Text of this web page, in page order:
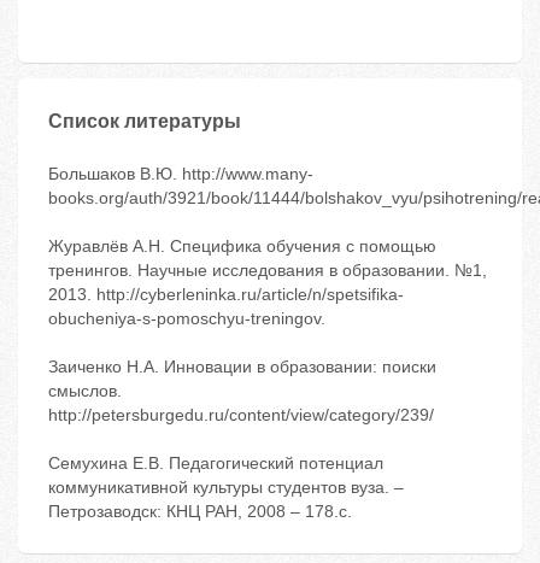
Список литературы
Большаков В.Ю. http://www.many-
books.org/auth/3921/book/11444/bolshakov_vyu/psihotrening/
Журавлёв А.Н. Специфика обучения с помощью
тренингов. Научные исследования в образовании. №1,
2013. http://cyberleninka.ru/article/n/spetsifika-
obucheniya-s-pomoschyu-treningov.
Заиченко Н.А. Инновации в образовании: поиски
смыслов.
http://petersburgedu.ru/content/view/category/239/
Семухина Е.В. Педагогический потенциал
коммуникативной культуры студентов вуза. –
Петрозаводск: КНЦ РАН, 2008 – 178.с.